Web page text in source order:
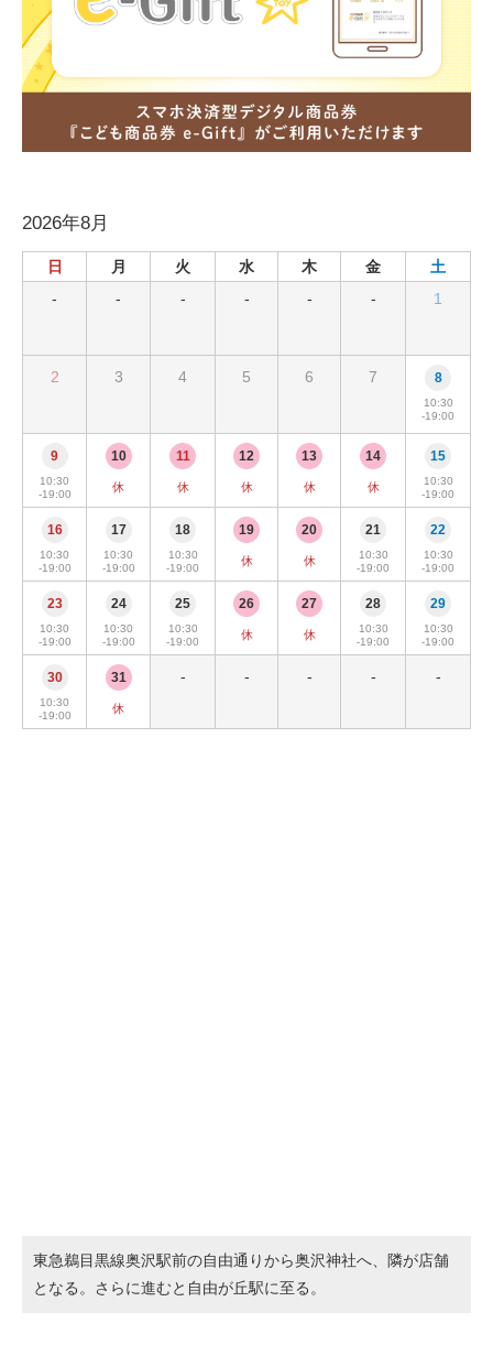
2026年8月
日 月 火 水 木 金
土
-
- - - - - 1
2 3 4 5 6 7 8
10:30
-19:00
9
10:30
-19:00
10
休
11
休
12
休
13
休
14
休
15
10:30
-19:00
16
10:30
-19:00
17
10:30
-19:00
18
10:30
-19:00
19
休
20
休
21
10:30
-19:00
22
10:30
-19:00
23
10:30
-19:00
24
10:30
-19:00
25
10:30
-19:00
26
休
27
休
28
10:30
-19:00
29
10:30
-19:00
30
10:30
-19:00
31
休
- - - - -
東急鵜目黒線奥沢駅前の自由通りから奥沢神社へ、隣が店舗
となる。さらに進むと自由が丘駅に至る。